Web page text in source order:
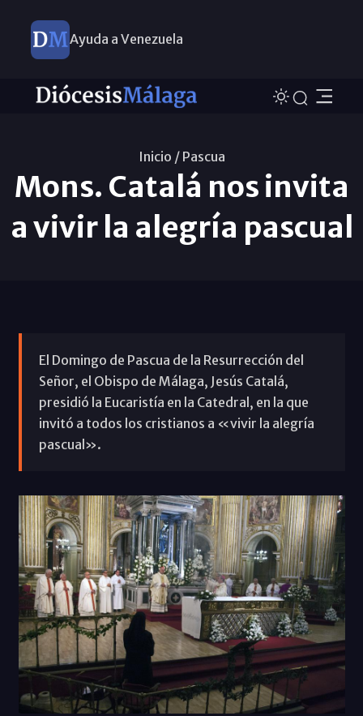
Ayuda a Venezuela
Inicio / Pascua
Mons. Catalá nos invita
a vivir la alegría pascual
El Domingo de Pascua de la Resurrección del
Señor, el Obispo de Málaga, Jesús Catalá,
presidió la Eucaristía en la Catedral, en la que
invitó a todos los cristianos a «vivir la alegría
pascual».